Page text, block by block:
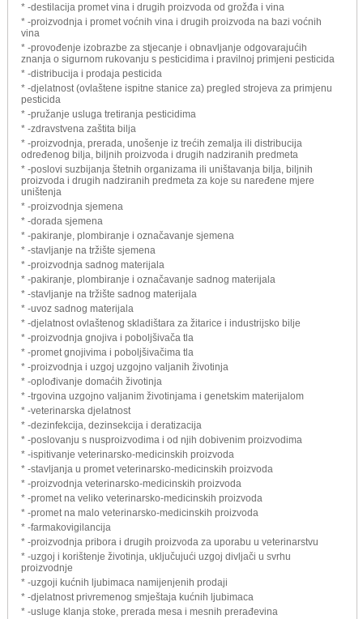
* -destilacija promet vina i drugih proizvoda od grožđa i vina
* -proizvodnja i promet voćnih vina i drugih proizvoda na bazi voćnih
vina
* -provođenje izobrazbe za stjecanje i obnavljanje odgovarajućih
znanja o sigurnom rukovanju s pesticidima i pravilnoj primjeni pesticida
* -distribucija i prodaja pesticida
* -djelatnost (ovlaštene ispitne stanice za) pregled strojeva za primjenu
pesticida
* -pružanje usluga tretiranja pesticidima
* -zdravstvena zaštita bilja
* -proizvodnja, prerada, unošenje iz trećih zemalja ili distribucija
određenog bilja, biljnih proizvoda i drugih nadziranih predmeta
* -poslovi suzbijanja štetnih organizama ili uništavanja bilja, biljnih
proizvoda i drugih nadziranih predmeta za koje su naređene mjere
uništenja
* -proizvodnja sjemena
* -dorada sjemena
* -pakiranje, plombiranje i označavanje sjemena
* -stavljanje na tržište sjemena
* -proizvodnja sadnog materijala
* -pakiranje, plombiranje i označavanje sadnog materijala
* -stavljanje na tržište sadnog materijala
* -uvoz sadnog materijala
* -djelatnost ovlaštenog skladištara za žitarice i industrijsko bilje
* -proizvodnja gnojiva i poboljšivača tla
* -promet gnojivima i poboljšivačima tla
* -proizvodnja i uzgoj uzgojno valjanih životinja
* -oplođivanje domaćih životinja
* -trgovina uzgojno valjanim životinjama i genetskim materijalom
* -veterinarska djelatnost
* -dezinfekcija, dezinsekcija i deratizacija
* -poslovanju s nusproizvodima i od njih dobivenim proizvodima
* -ispitivanje veterinarsko-medicinskih proizvoda
* -stavljanja u promet veterinarsko-medicinskih proizvoda
* -proizvodnja veterinarsko-medicinskih proizvoda
* -promet na veliko veterinarsko-medicinskih proizvoda
* -promet na malo veterinarsko-medicinskih proizvoda
* -farmakovigilancija
* -proizvodnja pribora i drugih proizvoda za uporabu u veterinarstvu
* -uzgoj i korištenje životinja, uključujući uzgoj divljači u svrhu
proizvodnje
* -uzgoji kućnih ljubimaca namijenjenih prodaji
* -djelatnost privremenog smještaja kućnih ljubimaca
* -usluge klanja stoke, prerada mesa i mesnih prerađevina